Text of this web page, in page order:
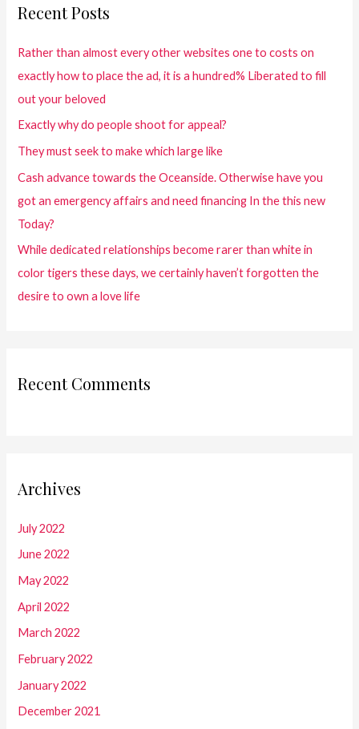
Recent Posts
Rather than almost every other websites one to costs on
exactly how to place the ad, it is a hundred% Liberated to fill
out your beloved
Exactly why do people shoot for appeal?
They must seek to make which large like
Cash advance towards the Oceanside. Otherwise have you
got an emergency affairs and need financing In the this new
Today?
While dedicated relationships become rarer than white in
color tigers these days, we certainly haven’t forgotten the
desire to own a love life
Recent Comments
Archives
July 2022
June 2022
May 2022
April 2022
March 2022
February 2022
January 2022
December 2021